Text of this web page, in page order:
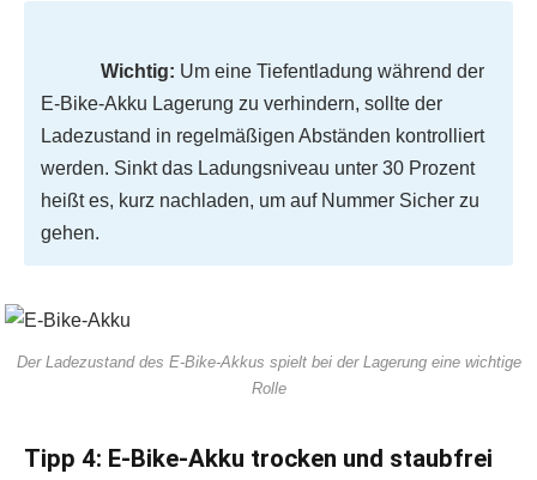
Wichtig: Um eine Tiefentladung während der
E-Bike-Akku Lagerung zu verhindern, sollte der
Ladezustand in regelmäßigen Abständen kontrolliert
werden. Sinkt das Ladungsniveau unter 30 Prozent
heißt es, kurz nachladen, um auf Nummer Sicher zu
gehen.
Der Ladezustand des E-Bike-Akkus spielt bei der Lagerung eine wichtige
Rolle
Tipp 4: E-Bike-Akku trocken und staubfrei